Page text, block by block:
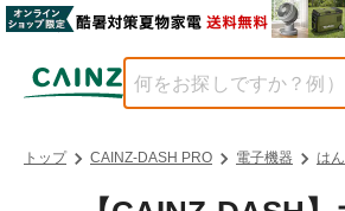
トップ CAINZ-DASH PRO 電子機器 は